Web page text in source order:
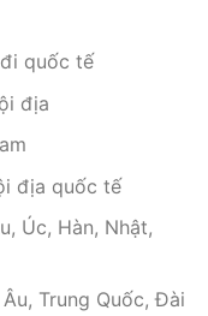
quốc tế
địa
địa quốc tế
Úc, Hàn, Nhật,
Trung Quốc, Đài